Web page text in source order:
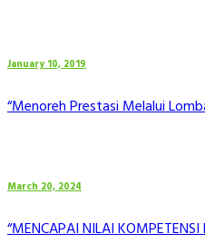
January 10, 2019
“Menoreh Prestasi Melalui
March 20, 2024
“MENCAPAI NILAI KOMPETENSI